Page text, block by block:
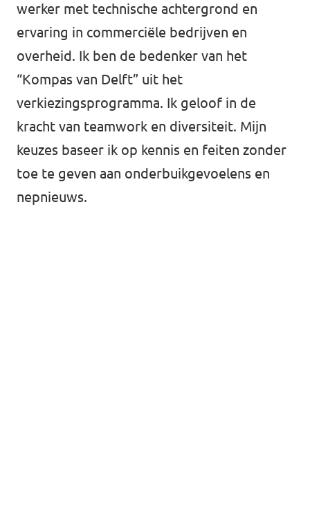
werker met technische achtergrond en
ervaring in commerciële bedrijven en
overheid. Ik ben de bedenker van het
“Kompas van Delft” uit het
verkiezingsprogramma. Ik geloof in de
kracht van teamwork en diversiteit. Mijn
keuzes baseer ik op kennis en feiten zonder
toe te geven aan onderbuikgevoelens en
nepnieuws.